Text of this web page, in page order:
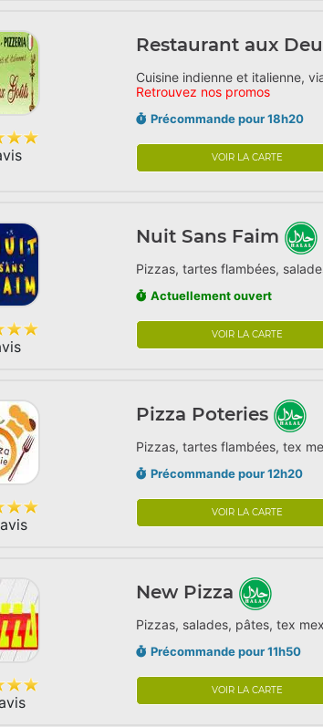
Restaurant aux
Cuisine indienne et italienne,
Retrouvez nos promos
Précommande pour 18h20
VOIR LA CARTE
Nuit Sans Faim
Pizzas, tartes flambées,
Actuellement ouvert
VOIR LA CARTE
Pizza Poteries
Pizzas, tartes flambées, tex
Précommande pour 12h20
VOIR LA CARTE
New Pizza
Pizzas, salades, pâtes, tex
Précommande pour 11h50
VOIR LA CARTE